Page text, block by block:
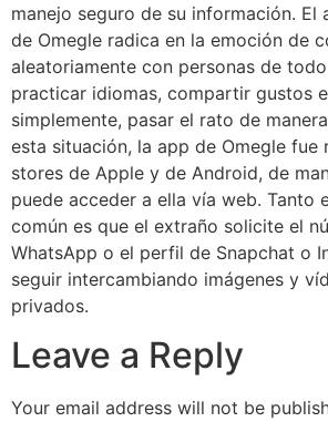
manejo seguro de su información.
de Omegle radica en la emoción de
aleatoriamente con personas de
practicar idiomas, compartir gustos
simplemente, pasar el rato de
esta situación, la app de Omegle fue
stores de Apple y de Android, de
puede acceder a ella vía web. Tanto
común es que el extraño solicite el
WhatsApp o el perfil de Snapchat o
seguir intercambiando imágenes y
privados.
Leave a Reply
Your email address will not be